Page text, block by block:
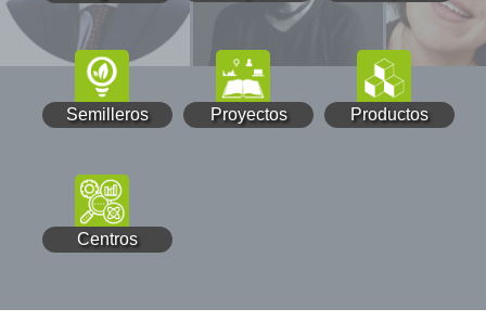
Semilleros Proyectos Productos
Centros